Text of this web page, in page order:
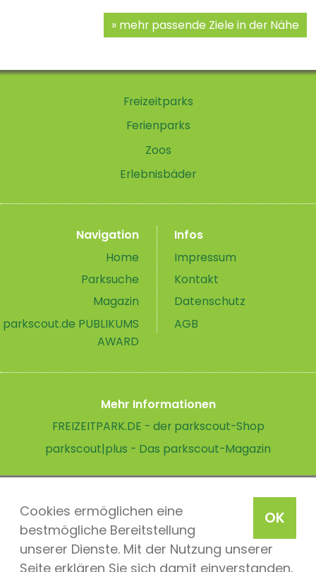
OK
Cookies ermöglichen eine
bestmögliche Bereitstellung
unserer Dienste. Mit der Nutzung unserer
Seite erklären Sie sich damit einverstanden,
mehr passende Ziele in der Nähe
Freizeitparks
Ferienparks
Zoos
Erlebnisbäder
Navigation
Home
Parksuche
Magazin
parkscout.de PUBLIKUMS
AWARD
Infos
Impressum
Kontakt
Datenschutz
AGB
Mehr Informationen
FREIZEITPARK.DE - der parkscout-Shop
parkscout|plus - Das parkscout-Magazin